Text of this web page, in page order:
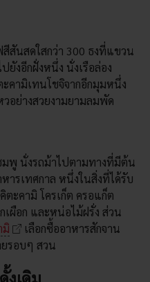
สันสดใสกว่า 300 ธงที่แขวน
ยังอีกฝั่งหนึ่ง นั่งเรือล่อง
คามิเทนโชจิจากอีกมุมหนึ่ง
อย่างสวยงามยามลมพัด
มพู นั่งรถม้าไปตามทางที่มีต้น
ารเทศกาล หนึ่งในสิ่งที่ได้รับ
ะคามิ โครเก็ต ครอแก็ต
เผือก และหน่อไม้ฝรั่ง ส่วน
มิ
เลือกซื้ออาหารสักจาน
รอบๆ สวน